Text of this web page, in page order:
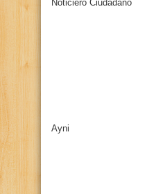
Noticiero Ciudadano
Ayni